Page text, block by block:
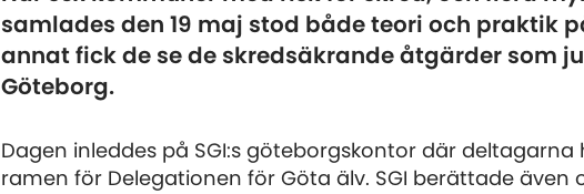
samlades den 19 maj stod både teori och praktik
annat fick de se de skredsäkrande åtgärder som
Göteborg.
Dagen inleddes på SGI:s göteborgskontor där
ramen för Delegationen för Göta älv. SGI berättade även